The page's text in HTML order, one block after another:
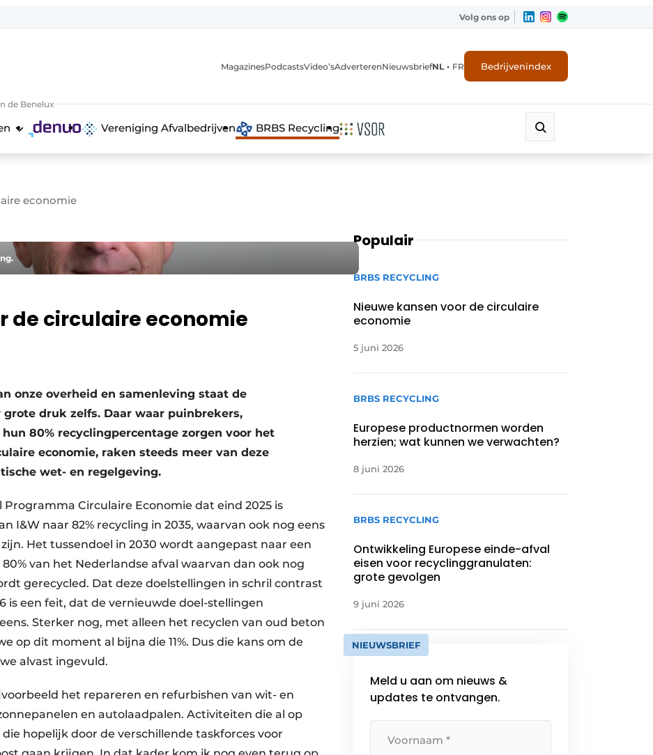
Volg ons op
de Benelux
MagazinesPodcastsVideo’sAdverterenNieuwsbriefNL • FR Bedrijvenindex
Vereniging Afvalbedrijven BRBS Recycling
economie
de circulaire economie
onze overheid en samenleving staat de
druk zelfs. Daar waar puinbrekers,
80% recyclingpercentage zorgen voor het
economie, raken steeds meer van deze
wet- en regelgeving.
Circulaire Economie dat eind 2025 is
I&W naar 82% recycling in 2035, waarvan ook nog eens
Het tussendoel in 2030 wordt aangepast naar een
van het Nederlandse afval waarvan dan ook nog
gerecycled. Dat deze doelstellingen in schril contrast
is een feit, dat de vernieuwde doel-­stellingen
Sterker nog, met alleen het recyclen van oud beton
op dit moment al bijna die 11%. Dus die kans om de
alvast ingevuld.
het repareren en refurbishen van wit- en
en autolaadpalen. Activiteiten die al op
hopelijk door de verschillende taskforces voor
Populair
BRBS RECYCLING
Nieuwe kansen voor de circulaire
economie
5 juni 2026
BRBS RECYCLING
Europese productnormen worden
herzien; wat kunnen we verwachten?
8 juni 2026
BRBS RECYCLING
Ontwikkeling Europese einde-afval
eisen voor recyclinggranulaten:
grote gevolgen
9 juni 2026
NIEUWSBRIEF
Meld u aan om nieuws &
updates te ontvangen.